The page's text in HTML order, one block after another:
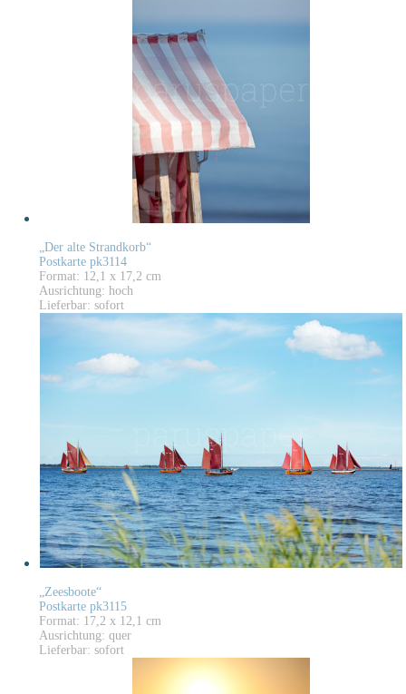
„Der alte Strandkorb“
Postkarte pk3114
Format: 12,1 x 17,2 cm
Ausrichtung: hoch
Lieferbar: sofort
„Zeesboote“
Postkarte pk3115
Format: 17,2 x 12,1 cm
Ausrichtung: quer
Lieferbar: sofort